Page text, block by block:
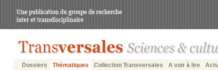
Dossiers Thématiques Collection Transversales A voir à lire